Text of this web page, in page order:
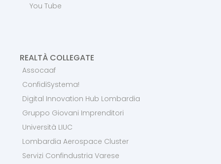
You Tube
REALTÀ COLLEGATE
Assocaaf
ConfidiSystema!
Digital Innovation Hub Lombardia
Gruppo Giovani Imprenditori
Università LIUC
Lombardia Aerospace Cluster
Servizi Confindustria Varese